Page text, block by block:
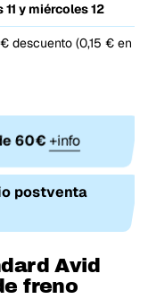
11 y miércoles 12
descuento (0,15 € en
60€+info
postventa
Avid
freno